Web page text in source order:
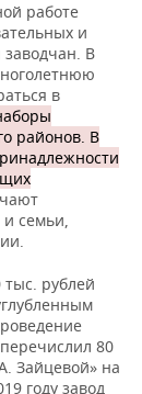
работе
и
В
в
районов. В
семьи,
тыс. рублей
80
Зайцевой» на
году завод